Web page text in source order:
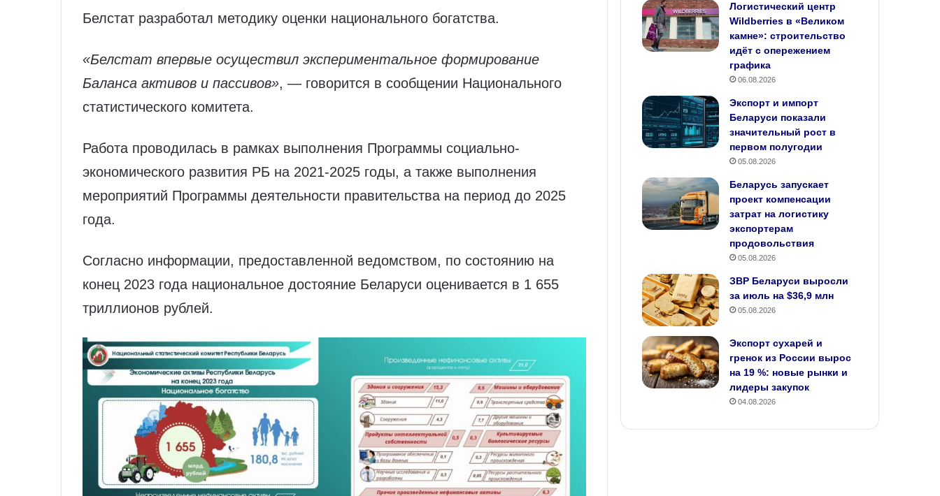
Белстат разработал методику оценки национального богатства.
«Белстат впервые осуществил экспериментальное формирование
Баланса активов и пассивов», — говорится в сообщении Национального
статистического комитета.
Работа проводилась в рамках выполнения Программы социально-
экономического развития РБ на 2021-2025 годы, а также выполнения
мероприятий Программы деятельности правительства на период до 2025
года.
Согласно информации, предоставленной ведомством, по состоянию на
конец 2023 года национальное достояние Беларуси оценивается в 1 655
триллионов рублей.
Логистический центр
Wildberries в «Великом
камне»: строительство
идёт с опережением
графика
06.08.2026
Экспорт и импорт
Беларуси показали
значительный рост в
первом полугодии
05.08.2026
Беларусь запускает
проект компенсации
затрат на логистику
экспортерам
продовольствия
05.08.2026
ЗВР Беларуси выросли
за июль на $36,9 млн
05.08.2026
Экспорт сухарей и
гренок из России вырос
на 19 %: новые рынки и
лидеры закупок
04.08.2026